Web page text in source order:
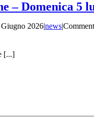
– Domenica 5
Giugno 2026|news|
[...]